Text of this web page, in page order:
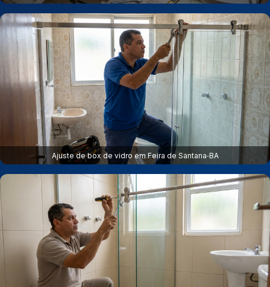
Ajuste de box de vidro em Feira de Santana‑BA